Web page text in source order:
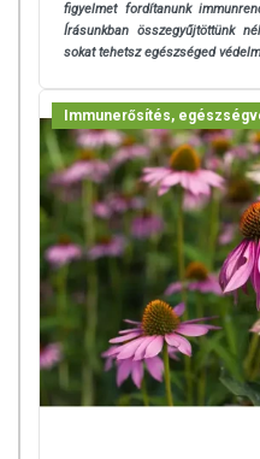
figyelmet fordítanunk
Írásunkban összegyűjtöttünk
sokat tehetsz egészséged
Immunerősítés,